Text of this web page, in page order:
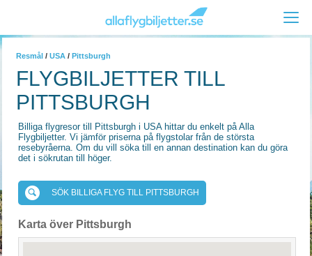
Resmål / USA / Pittsburgh
FLYGBILJETTER TILL
PITTSBURGH
Billiga flygresor till Pittsburgh i USA hittar du enkelt på Alla
Flygbiljetter. Vi jämför priserna på flygstolar från de största
resebyråerna. Om du vill söka till en annan destination kan du göra
det i sökrutan till höger.
SÖK BILLIGA FLYG TILL PITTSBURGH
Karta över Pittsburgh